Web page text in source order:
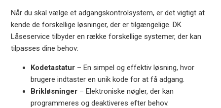
Når du skal vælge et adgangskontrolsystem, er det vigtigt at
kende de forskellige løsninger, der er tilgængelige. DK
Låseservice tilbyder en række forskellige systemer, der kan
tilpasses dine behov:
Kodetastatur – En simpel og effektiv løsning, hvor
brugere indtaster en unik kode for at få adgang.
Brikløsninger – Elektroniske nøgler, der kan
programmeres og deaktiveres efter behov.